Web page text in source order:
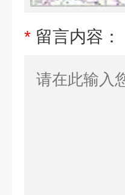
* 留言内容：